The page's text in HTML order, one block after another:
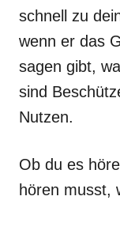
schnell zu
wenn er das
sagen gibt,
sind
Nutzen.
Ob du es
hören musst,